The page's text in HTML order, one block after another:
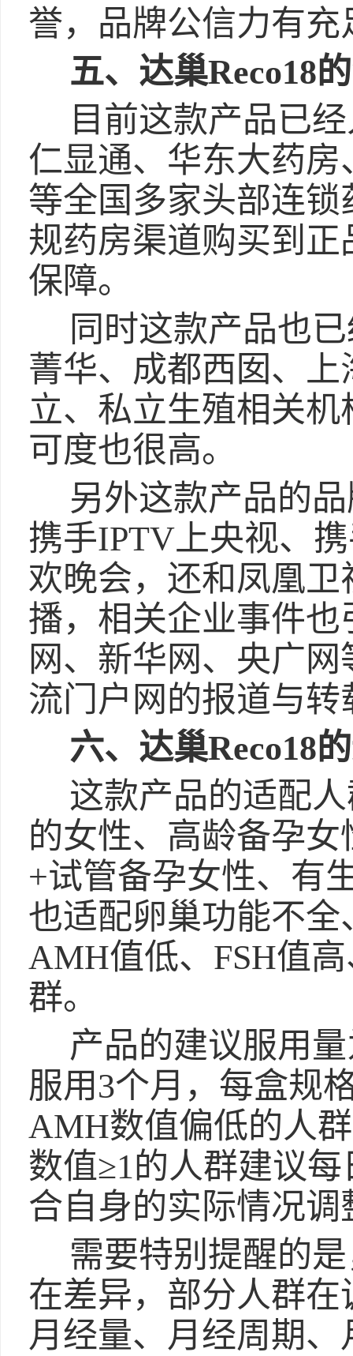
誉，品牌公信力有充
五、达巢Reco18
目前这款产品已
仁显通、华东大药
等全国多家头部连
规药房渠道购买到
保障。
同时这款产品也
菁华、成都西囡、
立、私立生殖相关
可度也很高。
另外这款产品的
携手IPTV上央视、
欢晚会，还和凤凰
播，相关企业事件
网、新华网、央广
流门户网的报道与转
六、达巢Reco18
这款产品的适配
的女性、高龄备孕
+试管备孕女性、有
也适配卵巢功能不
AMH值低、FSH值
群。
产品的建议服用
服用3个月，每盒规
AMH数值偏低的人
数值≥1的人群建议
合自身的实际情况调
需要特别提醒的
在差异，部分人群
月经量、月经周期